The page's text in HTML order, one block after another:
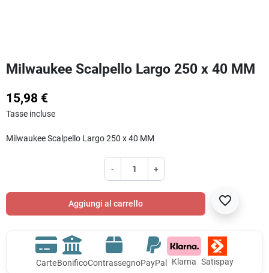
Milwaukee Scalpello Largo 250 x 40 MM
15,98 €
Tasse incluse
Milwaukee Scalpello Largo 250 x 40 MM
- +
Aggiungi al carrello favorite_border
CarteBonificoContrassegnoPayPal Klarna Satispay